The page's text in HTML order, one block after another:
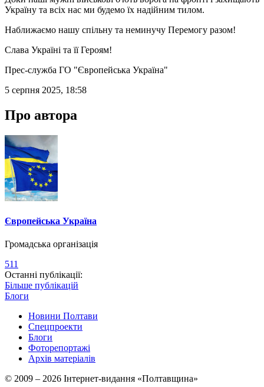
Україну та всіх нас ми будемо їх надійним тилом.
Наближаємо нашу спільну та неминучу Перемогу разом!
Слава Україні та її Героям!
Прес-служба ГО "Європейська Україна"
5 серпня 2025, 18:58
Про автора
Європейська Україна
Громадська організація
511
Останні публікації:
Більше публікацій
Блоги
Новини Полтави
Спецпроекти
Блоги
Фоторепортажі
Архів матеріалів
© 2009 – 2026 Інтернет-видання «Полтавщина»